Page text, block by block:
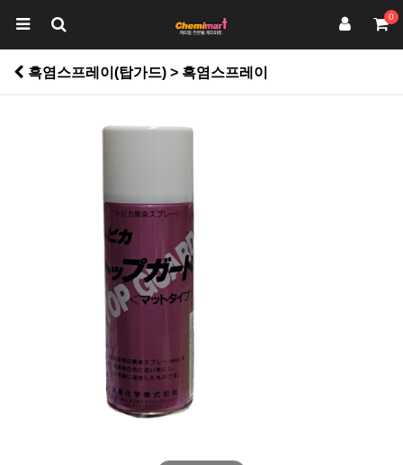
0
흑염스프레이(탑가드) > 흑염스프레이